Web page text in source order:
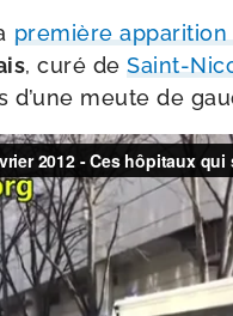
pre­mière appa­ri­tion
, curé deSaint-​
meute de